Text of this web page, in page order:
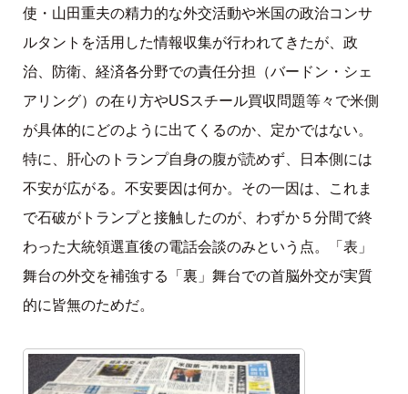
使・山田重夫の精力的な外交活動や米国の政治コンサ
ルタントを活用した情報収集が行われてきたが、政
治、防衛、経済各分野での責任分担（バードン・シェ
アリング）の在り方やUSスチール買収問題等々で米側
が具体的にどのように出てくるのか、定かではない。
特に、肝心のトランプ自身の腹が読めず、日本側には
不安が広がる。不安要因は何か。その一因は、これま
で石破がトランプと接触したのが、わずか５分間で終
わった大統領選直後の電話会談のみという点。「表」
舞台の外交を補強する「裏」舞台での首脳外交が実質
的に皆無のためだ。